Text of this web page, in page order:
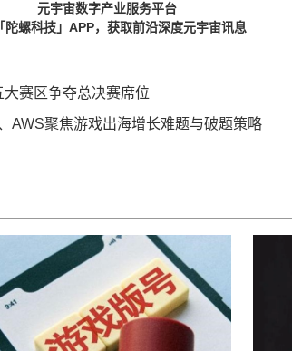
元宇宙数字产业服务平台
陀螺科技」APP，获取前沿深度元宇宙讯息
赛区争夺总决赛席位
AWS聚焦游戏出海增长难题与破题策略